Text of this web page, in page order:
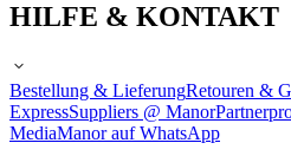
HILFE & KONTAKT
Bestellung & LieferungRetouren &
ExpressSuppliers @ Manor
MediaManor auf WhatsApp